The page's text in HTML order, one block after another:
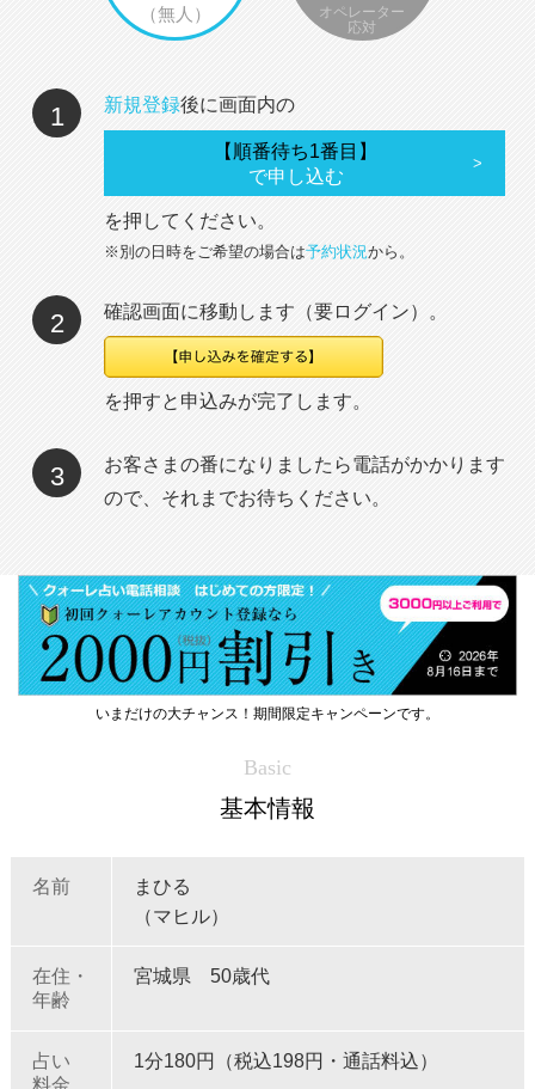
（無人）
オペレーター
応対
1 新規登録後に画面内の
【順番待ち1番目】
で申し込む
を押してください。
※別の日時をご希望の場合は予約状況から。
2 確認画面に移動します（要ログイン）。
を押すと申込みが完了します。
3
お客さまの番になりましたら電話がかかります
ので、それまでお待ちください。
いまだけの大チャンス！期間限定キャンペーンです。
Basic
基本情報
名前
まひる
（マヒル）
在住・
年齢
宮城県 50歳代
占い
1分180円（税込198円・通話料込）